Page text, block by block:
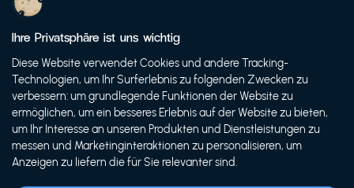
Datenschutz
Nutzungsbedingungen
© 2021 FutureBens GmbH
Ihre Privatsphäre ist uns wichtig
Diese Website verwendet Cookies und andere Tracking-
Technologien, um Ihr Surferlebnis zu folgenden Zwecken zu
verbessern: um grundlegende Funktionen der Website zu
ermöglichen, um ein besseres Erlebnis auf der Website zu bieten,
um Ihr Interesse an unseren Produkten und Dienstleistungen zu
messen und Marketinginteraktionen zu personalisieren, um
Anzeigen zu liefern die für Sie relevanter sind.